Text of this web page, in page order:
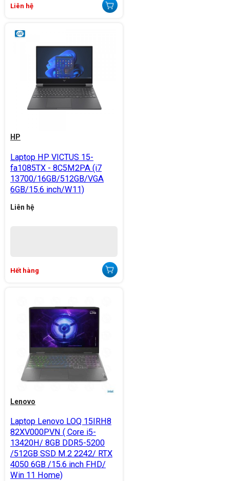
Liên hệ
HP
Laptop HP VICTUS 15-
fa1085TX - 8C5M2PA (i7
13700/16GB/512GB/VGA
6GB/15.6 inch/W11)
Liên hệ
Hết hàng
Lenovo
Laptop Lenovo LOQ 15IRH8
82XV000PVN ( Core i5-
13420H/ 8GB DDR5-5200
/512GB SSD M.2 2242/ RTX
4050 6GB /15.6 inch FHD/
Win 11 Home)